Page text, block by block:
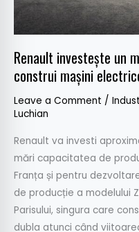
Renault investește un
construi mașini
Leave a Comment /
Luchian
Renault va investi
mări capacitatea de
Franța și pentru
de producție a modelului
Parisului, singura care
dubla atunci când
construi
mașini